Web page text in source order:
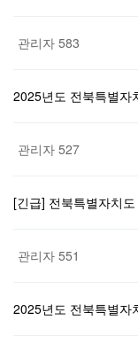
관리자 583
2025년도 전북특별
관리자 527
[긴급] 전북특별자치
관리자 551
2025년도 전북특별자